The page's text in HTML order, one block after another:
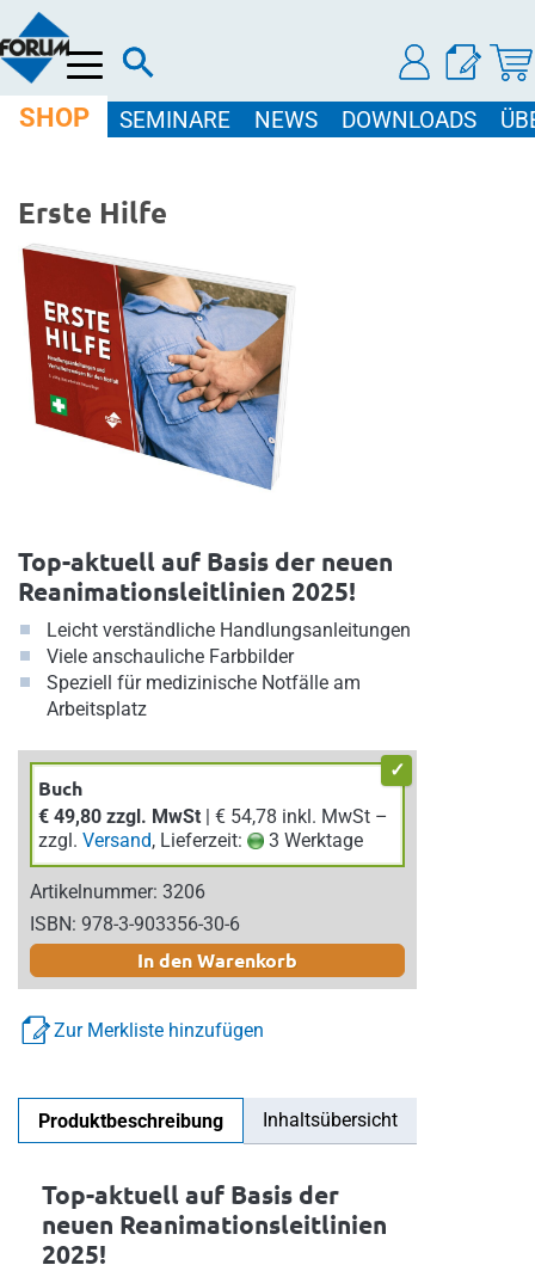
Menü
SHOP SEMINARE NEWS DOWNLOADS
Erste Hilfe
Top-aktuell auf Basis der neuen
Reanimationsleitlinien 2025!
Leicht verständliche Handlungsanleitungen
Viele anschauliche Farbbilder
Speziell für medizinische Notfälle am
Arbeitsplatz
Buch
€ 49,80 zzgl. MwSt | € 54,78 inkl. MwSt –
zzgl. Versand, Lieferzeit: 3 Werktage
Artikelnummer: 3206
ISBN: 978-3-903356-30-6
In den Warenkorb
Zur Merkliste hinzufügen
Produktbeschreibung Inhaltsübersicht
Top-aktuell auf Basis der
neuen Reanimationsleitlinien
2025!